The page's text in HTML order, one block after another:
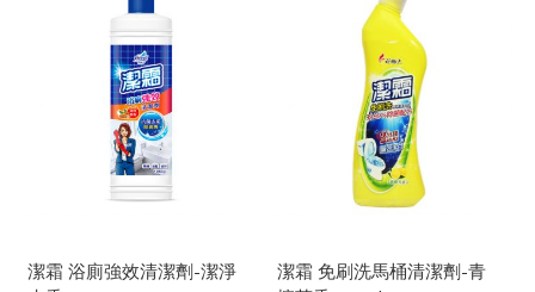
潔霜 浴廁強效清潔劑-潔淨
潔霜 免刷洗馬桶清潔劑-青